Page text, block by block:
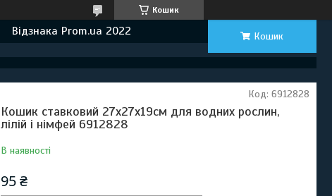
Кошик
Відзнака Prom.ua 2022 Кошик
Кошик ставковий 27х27х19см для водних рослин,
лілій і німфей 6912828
В наявності
Код: 6912828
95 ₴